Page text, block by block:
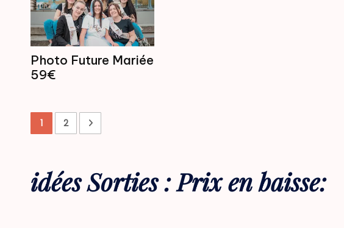
Photo Future Mariée
59€
1 2
idées Sorties : Prix en baisse: